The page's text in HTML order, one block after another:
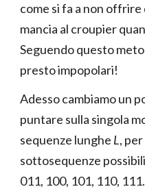
come si fa a non offrire
mancia al croupier
Seguendo questo
presto impopolari!
Adesso cambiamo un
puntare sulla singola
sequenze lunghe L,
sottosequenze
011, 100, 101, 110,